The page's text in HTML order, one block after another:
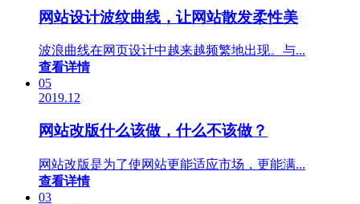
网站设计波纹曲线，让网站散发柔性美
波浪曲线在网页设计中越来越频繁地出现。与...
查看详情
05
2019.12
网站改版什么该做，什么不该做？
网站改版是为了使网站更能适应市场，更能满...
查看详情
03